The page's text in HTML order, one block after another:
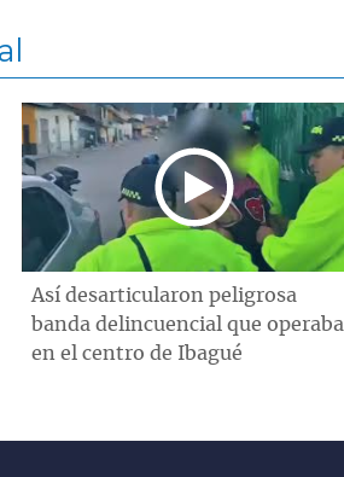
Así desarticularon peligrosa
banda delincuencial que operaba
en el centro de Ibagué